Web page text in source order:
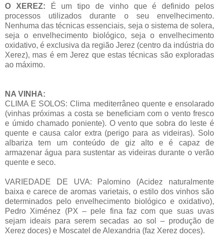
O XEREZ: É um tipo de vinho que é definido pelos
processos utilizados durante o seu envelhecimento.
Nenhuma das técnicas essenciais, seja o sistema de solera,
seja o envelhecimento biológico, seja o envelhecimento
oxidativo, é exclusiva da região Jerez (centro da indústria do
Xerez), mas é em Jerez que estas técnicas são exploradas
ao máximo.
NA VINHA:
CLIMA E SOLOS: Clima mediterrâneo quente e ensolarado
(vinhas próximas a costa se beneficiam com o vento fresco
e úmido chamado poniente). O vento que sobra do leste é
quente e causa calor extra (perigo para as videiras). Solo
albariza tem um conteúdo de giz alto e é capaz de
armazenar água para sustentar as videiras durante o verão
quente e seco.
VARIEDADE DE UVA: Palomino (Acidez naturalmente
baixa e carece de aromas varietais, o estilo dos vinhos são
determinados pelo envelhecimento biológico e oxidativo),
Pedro Ximénez (PX – pele fina faz com que suas uvas
sejam ideais para serem secadas ao sol – produção de
Xerez doces) e Moscatel de Alexandria (faz Xerez doces).